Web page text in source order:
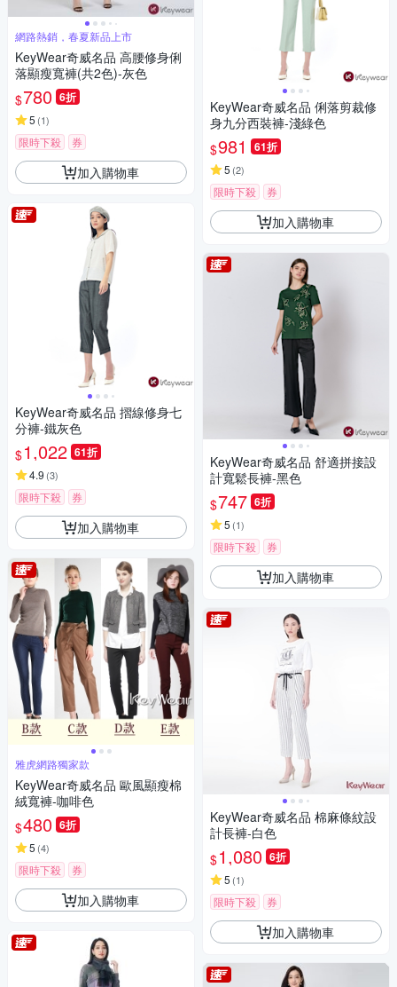
網路熱銷，春夏新品上市
KeyWear奇威名品 高腰修身俐
落顯瘦寬褲(共2色)-灰色
$780 6折
5 (1)
限時下殺 券
加入購物車
KeyWear奇威名品 摺線修身七
分褲-鐵灰色
$1,022 61折
4.9 (3)
限時下殺 券
加入購物車
雅虎網路獨家款
KeyWear奇威名品 歐風顯瘦棉
絨寬褲-咖啡色
$480 6折
5 (4)
限時下殺 券
加入購物車
KeyWear奇威名品 俐落剪裁修
身九分西裝褲-淺綠色
$981 61折
5 (2)
限時下殺 券
加入購物車
KeyWear奇威名品 舒適拼接設
計寬鬆長褲-黑色
$747 6折
5 (1)
限時下殺 券
加入購物車
KeyWear奇威名品 棉麻條紋設
計長褲-白色
$1,080 6折
5 (1)
限時下殺 券
加入購物車